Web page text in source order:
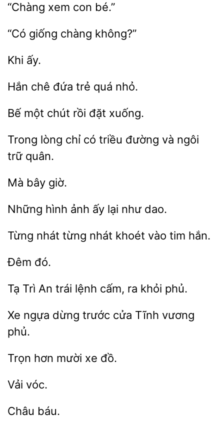
con
không?”
chê trẻ quá
một chút đặt
Trong có triều
và ngôi
trữ quân.
Những ấy lại dao.
Từng từng vào tim hắn.
Trì trái lệnh cấm, khỏi phủ.
Xe trước
Tĩnh vương
phủ.
Trọn đồ.